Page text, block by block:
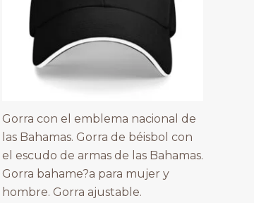
Gorra con el emblema nacional de
las Bahamas. Gorra de béisbol con
el escudo de armas de las Bahamas.
Gorra bahame?a para mujer y
hombre. Gorra ajustable.